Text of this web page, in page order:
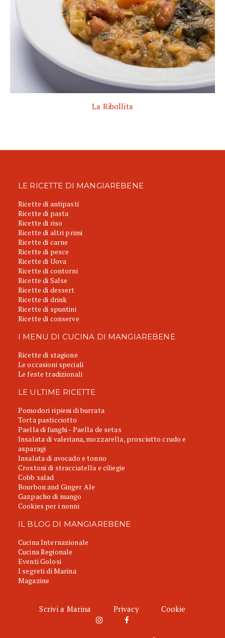
La Ribollita
LE RICETTE DI MANGIAREBENE
Ricette di antipasti
Ricette di pasta
Ricette di riso
Ricette di altri primi
Ricette di carne
Ricette di pesce
Ricette di Uova
Ricette di contorni
Ricette di Salse
Ricette di dessert
Ricette di drink
Ricette di spuntini
Ricette di conserve
I MENU DI CUCINA DI MANGIAREBENE
Ricette di stagione
Le occasioni speciali
Le feste tradizionali
LE ULTIME RICETTE
Pomodori ripieni di burrata
Torta pasticciotto
Paella di funghi - Paella de setas
Insalata di valeriana, mozzarella, prosciutto crudo e
asparagi
Insalata di avocado e tonno
Crostoni di stracciatella e ciliegie
Cobb salad
Bourbon and Ginger Ale
Gazpacho di mango
Cookies per i nonni
IL BLOG DI MANGIAREBENE
Cucina Internazionale
Cucina Regionale
Eventi Golosi
I segreti di Marina
Magazine
Scrivi a Marina Privacy Cookie